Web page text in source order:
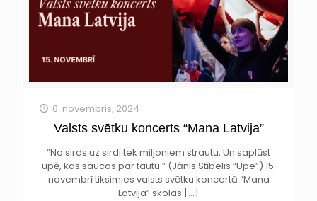
6. novembris, 2024
Valsts svētku koncerts “Mana Latvija”
“No sirds uz sirdi tek miljoniem strautu, Un saplūst
upē, kas saucas par tautu.” (Jānis Stībelis “Upe”) 15.
novembrī tiksimies valsts svētku koncertā “Mana
Latvija” skolas […]